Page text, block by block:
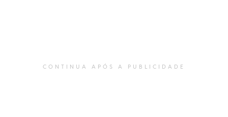
CONTINUA APÓS A PUBLICIDADE